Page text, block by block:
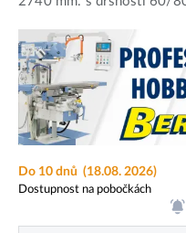
Do 10 dnů (18.08. 2026)
Dostupnost na pobočkách